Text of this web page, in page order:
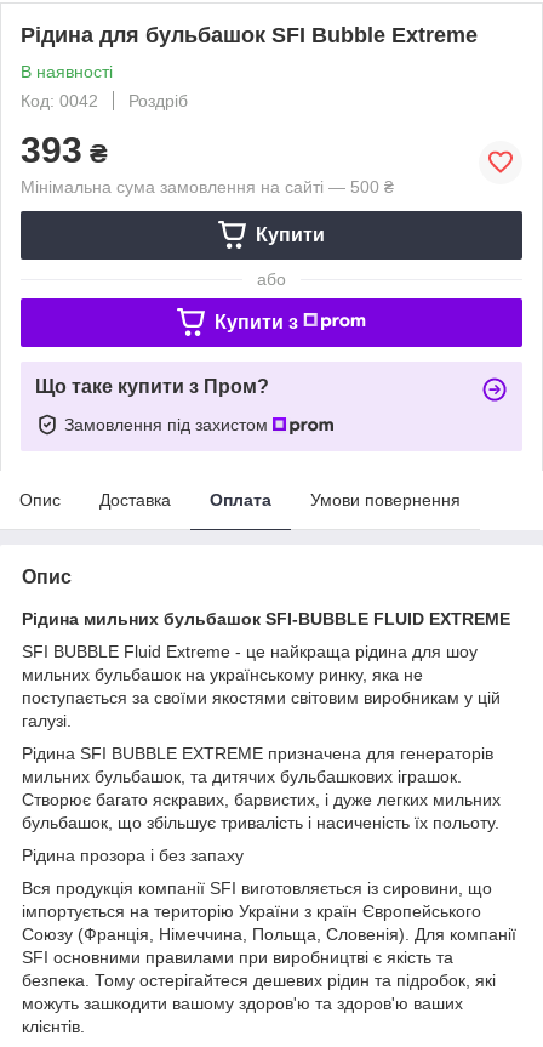
Рідина для бульбашок SFI Bubble Extreme
В наявності
Код: 0042
Роздріб
393 ₴
Мінімальна сума замовлення на сайті — 500 ₴
Купити
або
Купити з
Що таке купити з Пром?
Замовлення під захистом
Опис Доставка Оплата Умови повернення
Опис
Рідина мильних бульбашок SFI-BUBBLE FLUID EXTREME
SFI BUBBLE Fluid Extreme - це найкраща рідина для шоу
мильних бульбашок на українському ринку, яка не
поступається за своїми якостями світовим виробникам у цій
галузі.
Рідина SFI BUBBLE EXTREME призначена для генераторів
мильних бульбашок, та дитячих бульбашкових іграшок.
Створює багато яскравих, барвистих, і дуже легких мильних
бульбашок, що збільшує тривалість і насиченість їх польоту.
Рідина прозора і без запаху
Вся продукція компанії SFI виготовляється із сировини, що
імпортується на територію України з країн Європейського
Союзу (Франція, Німеччина, Польща, Словенія). Для компанії
SFI основними правилами при виробництві є якість та
безпека. Тому остерігайтеся дешевих рідин та підробок, які
можуть зашкодити вашому здоров'ю та здоров'ю ваших
клієнтів.